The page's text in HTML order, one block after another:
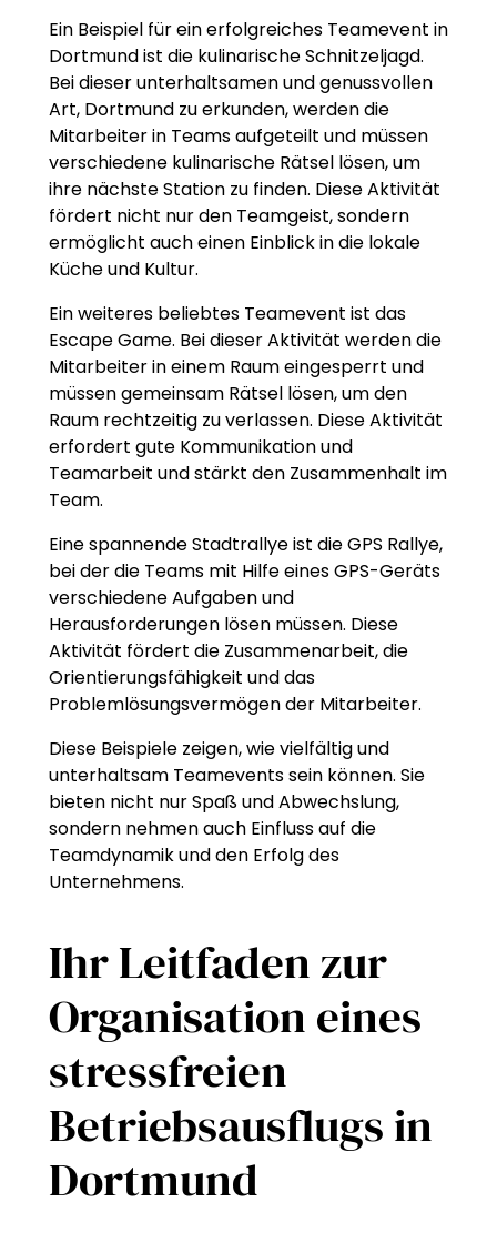
Ein Beispiel für ein erfolgreiches Teamevent in
Dortmund ist die kulinarische Schnitzeljagd.
Bei dieser unterhaltsamen und genussvollen
Art, Dortmund zu erkunden, werden die
Mitarbeiter in Teams aufgeteilt und müssen
verschiedene kulinarische Rätsel lösen, um
ihre nächste Station zu finden. Diese Aktivität
fördert nicht nur den Teamgeist, sondern
ermöglicht auch einen Einblick in die lokale
Küche und Kultur.
Ein weiteres beliebtes Teamevent ist das
Escape Game. Bei dieser Aktivität werden die
Mitarbeiter in einem Raum eingesperrt und
müssen gemeinsam Rätsel lösen, um den
Raum rechtzeitig zu verlassen. Diese Aktivität
erfordert gute Kommunikation und
Teamarbeit und stärkt den Zusammenhalt im
Team.
Eine spannende Stadtrallye ist die GPS Rallye,
bei der die Teams mit Hilfe eines GPS-Geräts
verschiedene Aufgaben und
Herausforderungen lösen müssen. Diese
Aktivität fördert die Zusammenarbeit, die
Orientierungsfähigkeit und das
Problemlösungsvermögen der Mitarbeiter.
Diese Beispiele zeigen, wie vielfältig und
unterhaltsam Teamevents sein können. Sie
bieten nicht nur Spaß und Abwechslung,
sondern nehmen auch Einfluss auf die
Teamdynamik und den Erfolg des
Unternehmens.
Ihr Leitfaden zur
Organisation eines
stressfreien
Betriebsausflugs in
Dortmund